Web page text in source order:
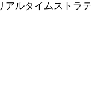
アルタイムストラテ